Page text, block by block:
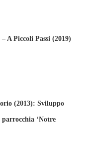
A Piccoli Passi (2019)
(2013): Sviluppo
parrocchia ‘Notre